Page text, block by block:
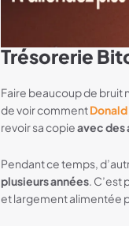
Bannière Neverless
Trésorerie
Faire beaucoup de bruit
de voir comment
revoir sa copieavec des
Pendant ce temps,
plusieurs années. C’est
et largement alimentée